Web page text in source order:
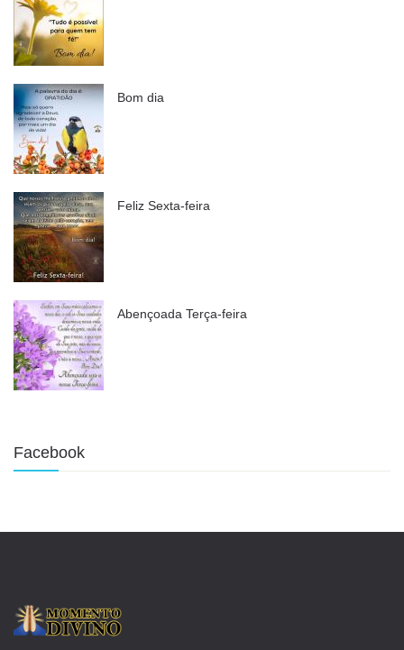
Bom dia
Feliz Sexta-feira
Abençoada Terça-feira
Facebook